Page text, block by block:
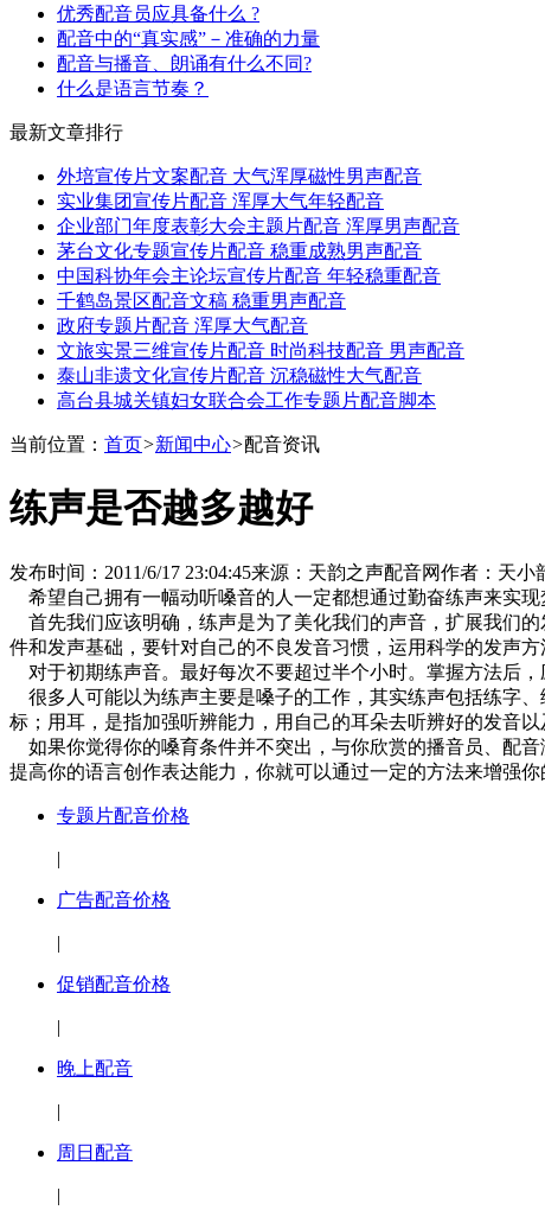
优秀配音员应具备什么 ?
配音中的“真实感”－准确的力量
配音与播音、朗诵有什么不同?
什么是语言节奏？
最新文章排行
外培宣传片文案配音 大气浑厚磁性男声配音
实业集团宣传片配音 浑厚大气年轻配音
企业部门年度表彰大会主题片配音 浑厚男声配音
茅台文化专题宣传片配音 稳重成熟男声配音
中国科协年会主论坛宣传片配音 年轻稳重配音
千鹤岛景区配音文稿 稳重男声配音
政府专题片配音 浑厚大气配音
文旅实景三维宣传片配音 时尚科技配音 男声配音
泰山非遗文化宣传片配音 沉稳磁性大气配音
高台县城关镇妇女联合会工作专题片配音脚本
当前位置： 首页>新闻中心>配音资讯
练声是否越多越好
发布时间：2011/6/17 23:04:45来源：天韵之声配音网作者：天小
希望自己拥有一幅动听嗓音的人一定都想通过勤奋练声来实
首先我们应该明确，练声是为了美化我们的声音，扩展我们
件和发声基础，要针对自己的不良发音习惯，运用科学的发声
对于初期练声音。最好每次不要超过半个小时。掌握方法后，
很多人可能以为练声主要是嗓子的工作，其实练声包括练字
标；用耳，是指加强听辨能力，用自己的耳朵去听辨好的发音
如果你觉得你的嗓育条件并不突出，与你欣赏的播音员、配
提高你的语言创作表达能力，你就可以通过一定的方法来增强
专题片配音价格
|
广告配音价格
|
促销配音价格
|
晚上配音
|
周日配音
|